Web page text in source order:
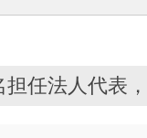
任法人代表